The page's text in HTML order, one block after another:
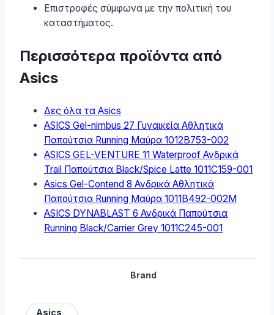
Επιστροφές σύμφωνα με την πολιτική του
καταστήματος.
Περισσότερα προϊόντα από
Asics
Δες όλα τα Asics
ASICS Gel-nimbus 27 Γυναικεία Αθλητικά
Παπούτσια Running Μαύρα 1012B753-002
ASICS GEL-VENTURE 11 Waterproof Ανδρικά
Trail Παπούτσια Black/Spice Latte 1011C159-001
Asics Gel-Contend 8 Ανδρικά Αθλητικά
Παπούτσια Running Μαύρα 1011B492-002M
ASICS DYNABLAST 6 Ανδρικά Παπούτσια
Running Black/Carrier Grey 1011C245-001
Brand
Asics